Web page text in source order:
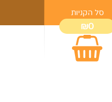
סל הקניות
₪0